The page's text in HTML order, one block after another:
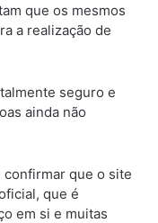
que os mesmos
a realização de
seguro e
ainda não
que o site
que é
em si e muitas